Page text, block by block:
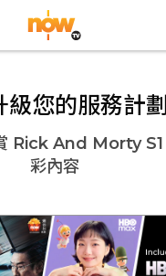
級您的服務計劃
Rick And Morty S1
彩內容